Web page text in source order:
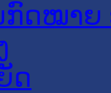
ດໝາຍ
ດ